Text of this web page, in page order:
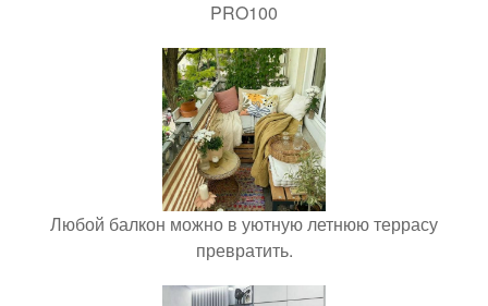
PRO100
Любой балкон можно в уютную летнюю террасу
превратить.